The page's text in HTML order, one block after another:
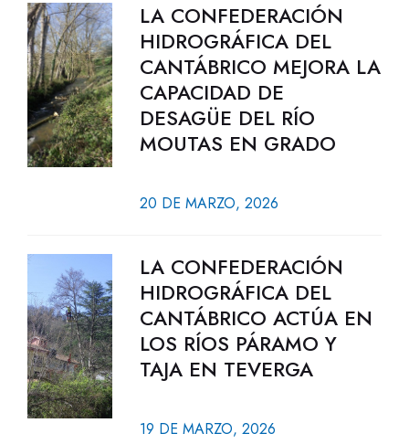
LA CONFEDERACIÓN
HIDROGRÁFICA DEL
CANTÁBRICO MEJORA LA
CAPACIDAD DE
DESAGÜE DEL RÍO
MOUTAS EN GRADO
20 DE MARZO, 2026
LA CONFEDERACIÓN
HIDROGRÁFICA DEL
CANTÁBRICO ACTÚA EN
LOS RÍOS PÁRAMO Y
TAJA EN TEVERGA
19 DE MARZO, 2026